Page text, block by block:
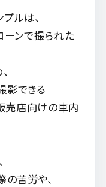
ルは、
ーンで撮られた
影できる
売店向けの車内
苦労や、